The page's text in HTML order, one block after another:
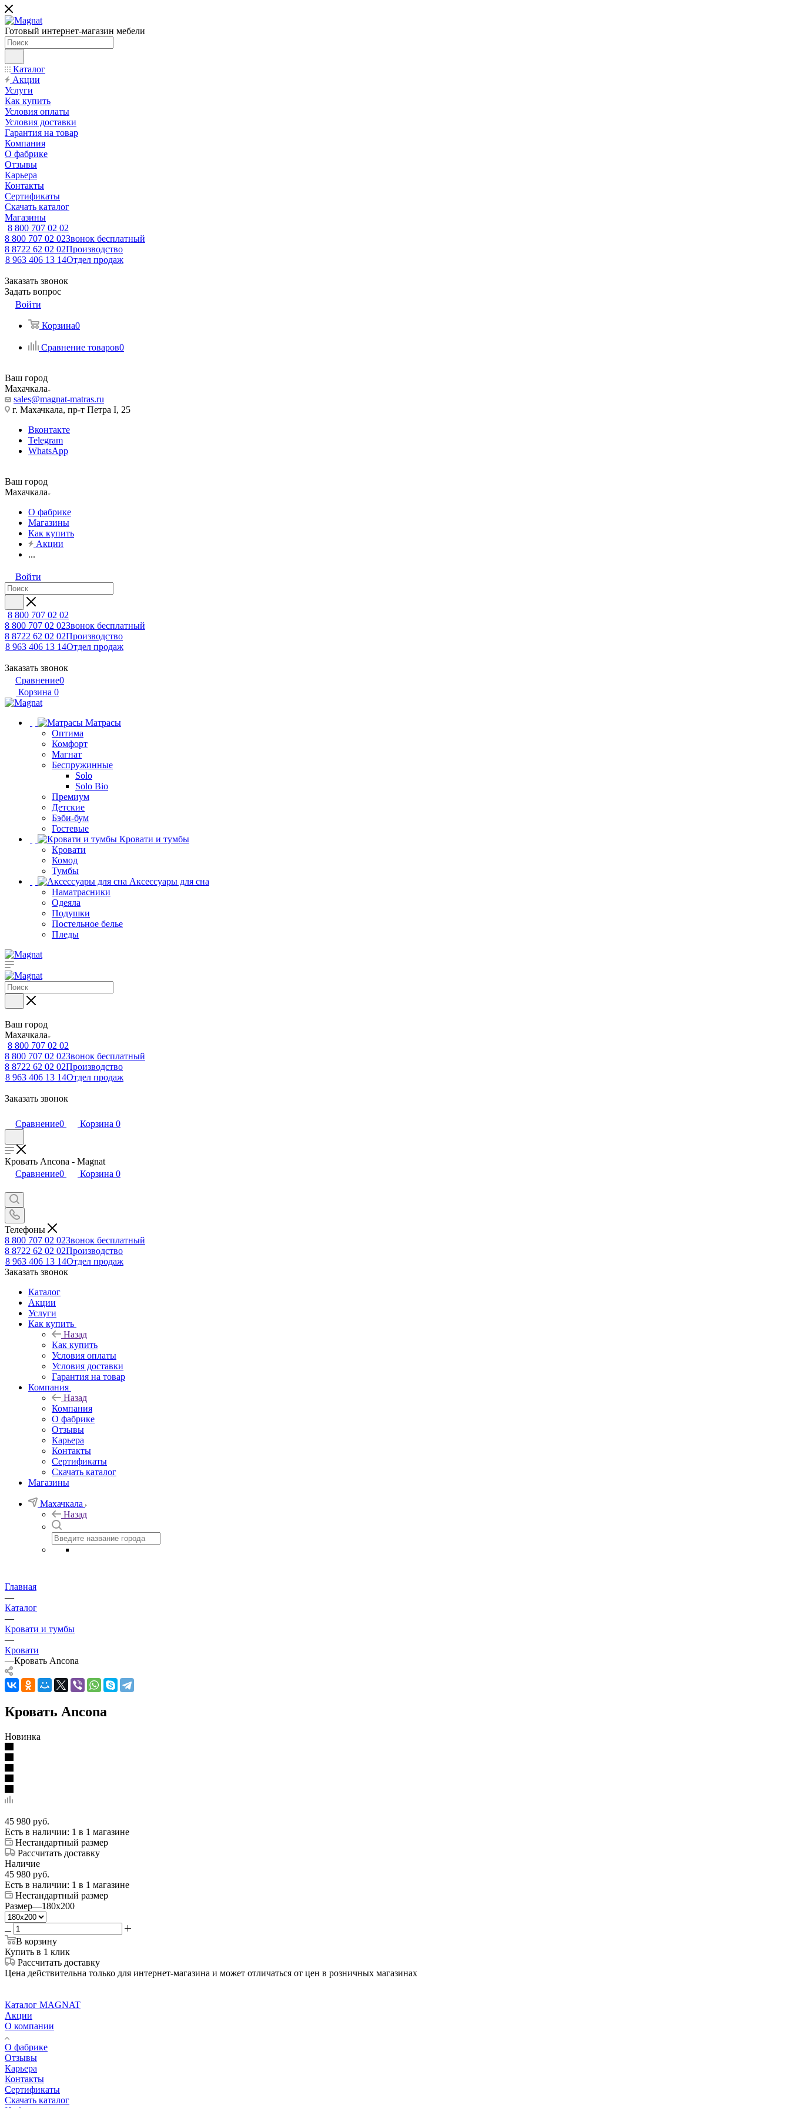
Готовый интернет-магазин мебели
Каталог
Акции
Услуги
Как купить
Условия оплаты
Условия доставки
Гарантия на товар
Компания
О фабрике
Отзывы
Карьера
Контакты
Сертификаты
Скачать каталог
Магазины
8 800 707 02 02
8 800 707 02 02Звонок бесплатный
8 8722 62 02 02Производство
8 963 406 13 14Отдел продаж
Заказать звонок
Задать вопрос
Войти
Корзина0
Сравнение товаров0
Ваш город
Махачкала
sales@magnat-matras.ru
г. Махачкала, пр-т Петра I, 25
Вконтакте
Telegram
WhatsApp
Ваш город
Махачкала
О фабрике
Магазины
Как купить
Акции
...
Войти
8 800 707 02 02
8 800 707 02 02Звонок бесплатный
8 8722 62 02 02Производство
8 963 406 13 14Отдел продаж
Заказать звонок
Сравнение0
Корзина 0
Матрасы
Оптима
Комфорт
Магнат
Беспружинные
Solo
Solo Bio
Премиум
Детские
Бэби-бум
Гостевые
Кровати и тумбы
Кровати
Комод
Тумбы
Аксессуары для сна
Наматрасники
Одеяла
Подушки
Постельное белье
Пледы
Ваш город
Махачкала
8 800 707 02 02
8 800 707 02 02Звонок бесплатный
8 8722 62 02 02Производство
8 963 406 13 14Отдел продаж
Заказать звонок
Сравнение0 Корзина 0
Кровать Ancona - Magnat
Сравнение0 Корзина 0
Телефоны
8 800 707 02 02Звонок бесплатный
8 8722 62 02 02Производство
8 963 406 13 14Отдел продаж
Заказать звонок
Каталог
Акции
Услуги
Как купить
Назад
Как купить
Условия оплаты
Условия доставки
Гарантия на товар
Компания
Назад
Компания
О фабрике
Отзывы
Карьера
Контакты
Сертификаты
Скачать каталог
Магазины
Махачкала
Назад
Главная
—
Каталог
—
Кровати и тумбы
—
Кровати
—Кровать Ancona
Кровать Ancona
Новинка
45 980 руб.
Есть в наличии: 1 в 1 магазине
Нестандартный размер
Рассчитать доставку
Наличие
45 980 руб.
Есть в наличии: 1 в 1 магазине
Нестандартный размер
Размер—180x200
В корзину
Купить в 1 клик
Рассчитать доставку
Цена действительна только для интернет-магазина и может отличаться от цен в розничных магазинах
Каталог MAGNAT
Акции
О компании
О фабрике
Отзывы
Карьера
Контакты
Сертификаты
Скачать каталог